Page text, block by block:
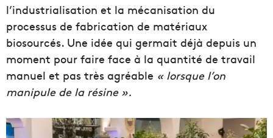
l’industrialisation et la mécanisation du
processus de fabrication de matériaux
biosourcés. Une idée qui germait déjà depuis un
moment pour faire face à la quantité de travail
manuel et pas très agréable « lorsque l’on
manipule de la résine ».